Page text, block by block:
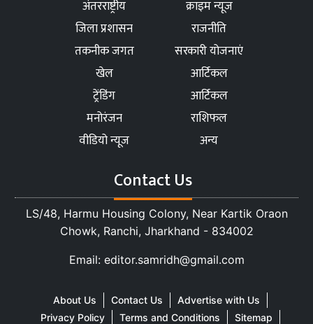
अंतरराष्ट्रीय
क्राइम न्यूज
जिला प्रशासन
राजनीति
तकनीक जगत
सरकारी योजनाएं
खेल
आर्टिकल
ट्रेंडिंग
आर्टिकल
मनोरंजन
राशिफल
वीडियो न्यूज
अन्य
Contact Us
LS/48, Harmu Housing Colony, Near Kartik Oraon
Chowk, Ranchi, Jharkhand - 834002
Email: editor.samridh@gmail.com
About Us Contact Us
Advertise with Us
Privacy Policy
Terms and Conditions
Sitemap